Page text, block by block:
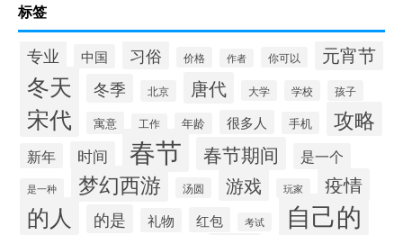
标签
专业 中国 习俗 价格 作者 你可以 元宵节
冬天 冬季 北京 唐代 大学 学校 孩子
宋代 寓意 工作 年龄 很多人 手机 攻略
新年 时间 春节 春节期间 是一个
是一种 梦幻西游 汤圆 游戏 玩家 疫情
的人 的是 礼物 红包 考试 自己的